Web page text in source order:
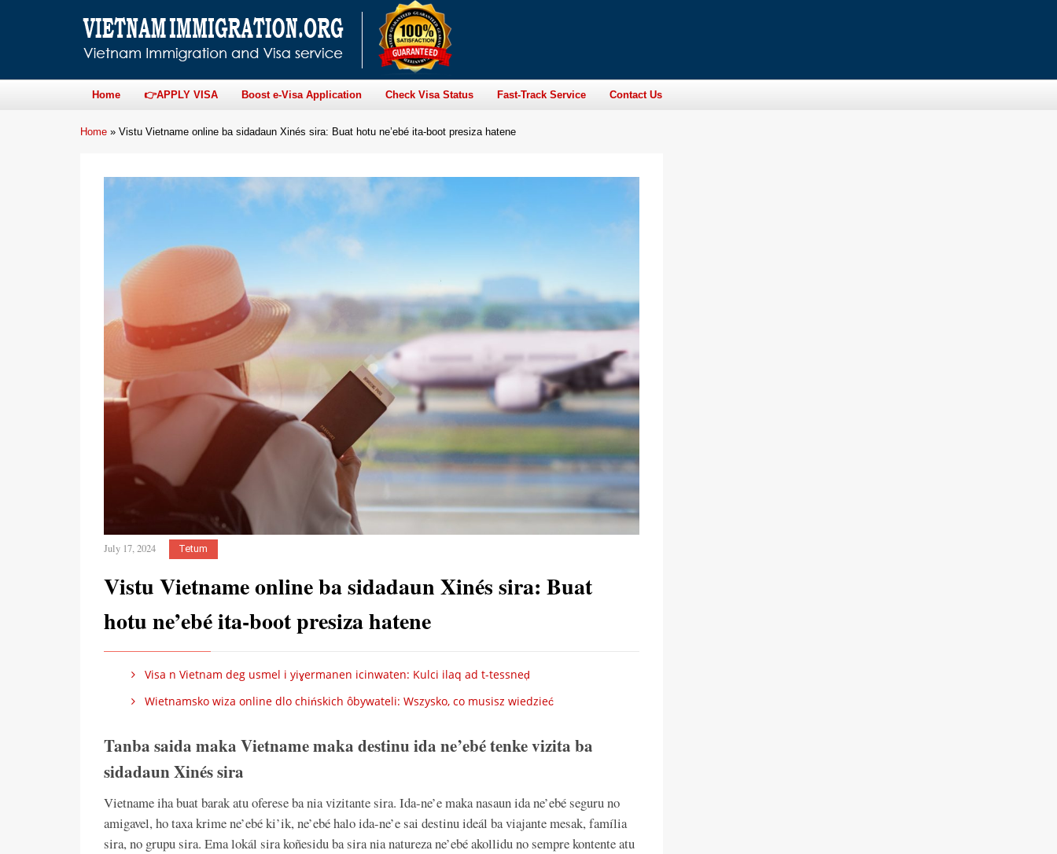
Home 👉APPLY VISA Boost e-Visa Application Check Visa Status Fast-Track Service Contact Us
Home » Vistu Vietname online ba sidadaun Xinés sira: Buat hotu ne’ebé ita-boot presiza hatene
July 17, 2024 Tetum
Vistu Vietname online ba sidadaun Xinés sira: Buat
hotu ne’ebé ita-boot presiza hatene
Visa n Vietnam deg usmel i yiɣermanen icinwaten: Kulci ilaq ad t-tessneḍ
Wietnamsko wiza online dlo chińskich ôbywateli: Wszysko, co musisz wiedzieć
Tanba saida maka Vietname maka destinu ida ne’ebé tenke vizita ba
sidadaun Xinés sira
Vietname iha buat barak atu oferese ba nia vizitante sira. Ida-ne’e maka nasaun ida ne’ebé seguru no
amigavel, ho taxa krime ne’ebé ki’ik, ne’ebé halo ida-ne’e sai destinu ideál ba viajante mesak, família
sira, no grupu sira. Ema lokál sira koñesidu ba sira nia natureza ne’ebé akollidu no sempre kontente atu